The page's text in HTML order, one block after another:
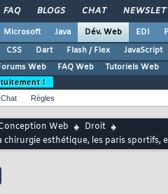
FAQ BLOGS CHAT
Microsoft Java Dév. Web EDI
CSS Dart Flash / Flex JavaScript
Web
FAQ Web Tutoriels Web
!
Chat Règles
Web
Droit
esthétique, les paris sportifs,